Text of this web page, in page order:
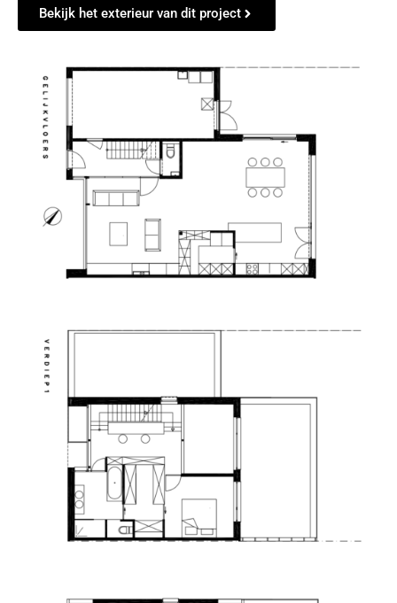
Bekijk het exterieur van dit project